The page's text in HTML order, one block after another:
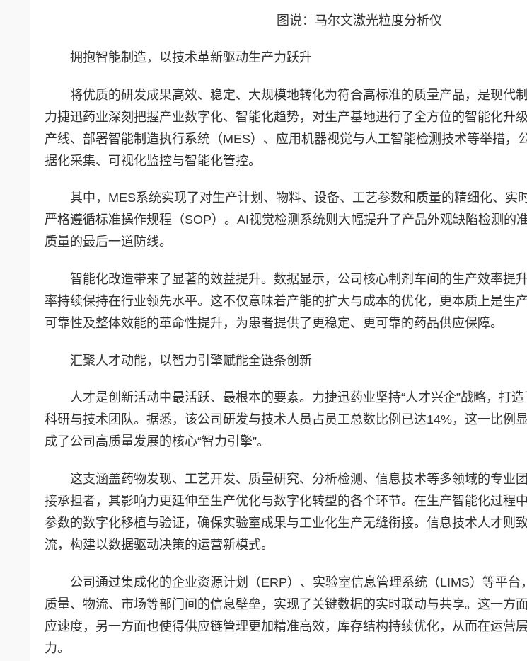
图说：马尔文激光粒度分析仪
拥抱智能制造，以技术革新驱动生产力跃升
将优质的研发成果高效、稳定、大规模地转化为符合高标准的质量产品，是现代
力捷迅药业深刻把握产业数字化、智能化趋势，对生产基地进行了全方位的智能化升
产线、部署智能制造执行系统（MES）、应用机器视觉与人工智能检测技术等举措，
据化采集、可视化监控与智能化管控。
其中，MES系统实现了对生产计划、物料、设备、工艺参数和质量的精细化、实
严格遵循标准操作规程（SOP）。AI视觉检测系统则大幅提升了产品外观缺陷检测的
质量的最后一道防线。
智能化改造带来了显著的效益提升。数据显示，公司核心制剂车间的生产效率提
率持续保持在行业领先水平。这不仅意味着产能的扩大与成本的优化，更本质上是生
可靠性及整体效能的革命性提升，为患者提供了更稳定、更可靠的药品供应保障。
汇聚人才动能，以智力引擎赋能全链条创新
人才是创新活动中最活跃、最根本的要素。力捷迅药业坚持“人才兴企”战略，打
科研与技术团队。据悉，该公司研发与技术人员占员工总数比例已达14%，这一比例
成了公司高质量发展的核心“智力引擎”。
这支涵盖药物发现、工艺开发、质量研究、分析检测、信息技术等多领域的专业
接承担者，其影响力更延伸至生产优化与数字化转型的各个环节。在生产智能化过程
参数的数字化移植与验证，确保实验室成果与工业化生产无缝衔接。信息技术人才则
流，构建以数据驱动决策的运营新模式。
公司通过集成化的企业资源计划（ERP）、实验室信息管理系统（LIMS）等平台
质量、物流、市场等部门间的信息壁垒，实现了关键数据的实时联动与共享。这一方
应速度，另一方面也使得供应链管理更加精准高效，库存结构持续优化，从而在运营
力。